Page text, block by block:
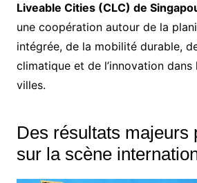
Liveable Cities (CLC) de
une coopération autour de la
intégrée, de la mobilité durable,
climatique et de l’innovation
villes.
Des résultats majeurs
sur la scène